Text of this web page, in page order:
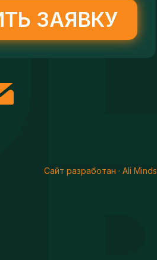
Сайт разработан · Ali Minds
ЗАЯВКУ